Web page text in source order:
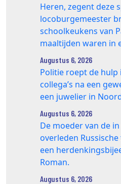
Heren, zegent deze
locoburgemeester
schoolkeukens van
maaltijden waren in
Augustus 6, 2026
Politie roept de hulp
collega’s na een
een juwelier in
Augustus 6, 2026
De moeder van de
overleden
een
Roman.
Augustus 6, 2026